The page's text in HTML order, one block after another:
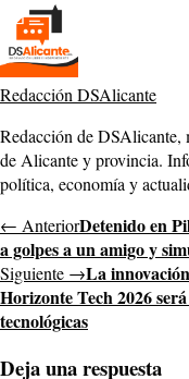
Redacción DSAlicante
Redacción de DSAlicante,
de Alicante y provincia.
política, economía y
← AnteriorDetenido en
a golpes a un amigo y
Siguiente →La
Horizonte Tech 2026
tecnológicas
Deja una respuesta